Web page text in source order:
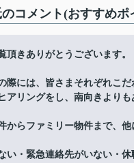
コメント(おすすめポ
頂きありがとうございます。
際には、皆さまそれぞれこ
アリングをし、南向きより
からファミリー物件まで、
い・緊急連絡先がいない・